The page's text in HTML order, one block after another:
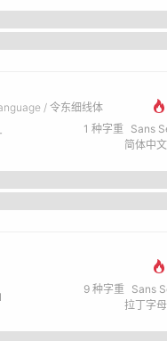
/ 令东细线体
1 种字重 Sans Serif
9 种字重 Sans